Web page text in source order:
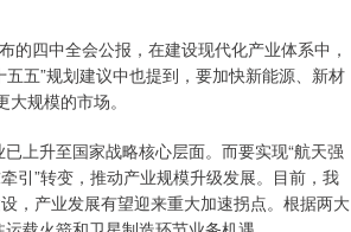
四中全会公报，在建设现代化产业体系中，
五”规划建议中也提到，要加快新能源、新材
规模的市场。
上升至国家战略核心层面。而要实现“航天强
引”转变，推动产业规模升级发展。目前，我
，产业发展有望迎来重大加速拐点。根据两大